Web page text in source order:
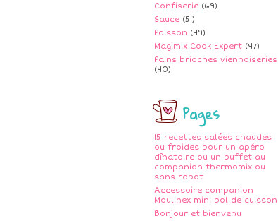
Confiserie (69)
Sauce (51)
Poisson (49)
Magimix Cook Expert (47)
Pains brioches viennoiseries
(40)
Pages
15 recettes salées chaudes
ou froides pour un apéro
dînatoire ou un buffet au
companion thermomix ou
sans robot
Accessoire companion
Moulinex mini bol de cuisson
Bonjour et bienvenu